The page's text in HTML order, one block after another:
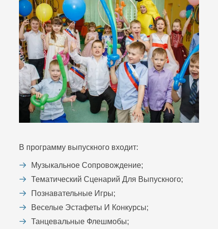
В программу выпускного входит:
Музыкальное Сопровождение;
Тематический Сценарий Для Выпускного;
Познавательные Игры;
Веселые Эстафеты И Конкурсы;
Танцевальные Флешмобы;